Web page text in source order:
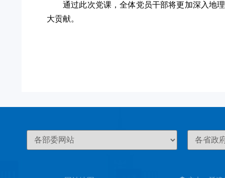
通过此次党课，全体党员干部将更加深入地
大贡献。